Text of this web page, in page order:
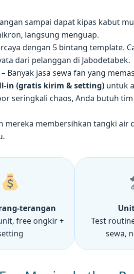
sampai dapat kipas kabut
langsung menguap.
dengan 5 bintang template.
dari pelanggan di Jabodetabek.
– Banyak jasa sewa fan yang
in (gratis kirim & setting)untuk
seringkali chaos, Anda butuh
mereka membersihkan tangki air
terangan
free ongkir +
Test
sewa,